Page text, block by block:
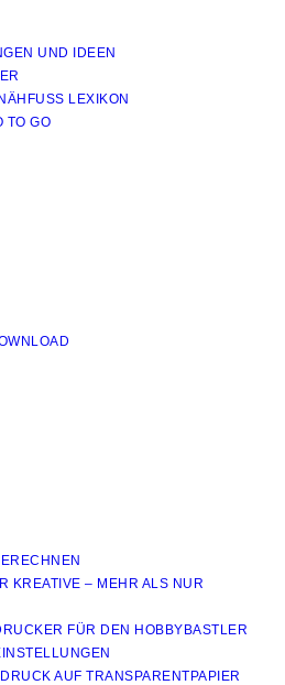
UND IDEEN
LEXIKON
TO GO
KREATIVE – MEHR ALS NUR
FÜR DEN HOBBYBASTLER
AUF TRANSPARENTPAPIER